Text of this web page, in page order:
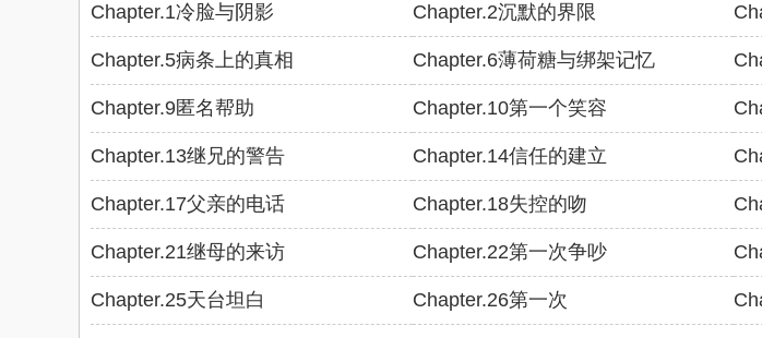
Chapter.1冷脸与阴影 Chapter.2沉默的界限
Chapter.5病条上的真相 Chapter.6薄荷糖与绑架记忆
Chapter.9匿名帮助 Chapter.10第一个笑容
Chapter.13继兄的警告 Chapter.14信任的建立
Chapter.17父亲的电话 Chapter.18失控的吻
Chapter.21继母的来访 Chapter.22第一次争吵
Chapter.25天台坦白 Chapter.26第一次